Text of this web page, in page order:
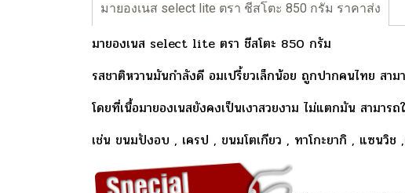
มายองเนส select lite ตรา ชีสโตะ 850 กรัม ราคาส่ง
มายองเนส select lite ตรา ชีสโตะ 850 กรัม
รสชาติหวานมันกำลังดี อมเปรี้ยวเล็กน้อย ถูกปากคนไทย สามา
โดยที่เนื้อมายองเนสยังคงเป็นเงาสวยงาม ไม่แตกมัน สามารถ
เช่น ขนมปังอบ , เครป , ขนมโตเกียว , ทาโกะยากิ , แซนวิ